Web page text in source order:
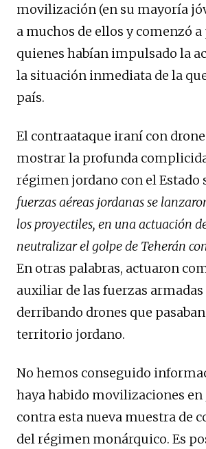
movilización (en su mayoría
a muchos de ellos y comenzó
quienes habían impulsado la
la situación inmediata de la
país.
El contraataque iraní con
mostrar la profunda
régimen jordano con el Estado
fuerzas aéreas jordanas se
los proyectiles, en una actuación
neutralizar el golpe de Teherán
En otras palabras, actuaron
auxiliar de las fuerzas
derribando drones que
territorio jordano.
No hemos conseguido
haya habido movilizaciones en
contra esta nueva muestra de
del régimen monárquico. Es